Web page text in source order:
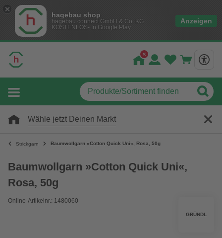
hagebau shop
hagebau connect GmbH & Co. KG
KOSTENLOS- In Google Play
Anzeigen
Wähle jetzt Deinen Markt
Strickgarn Baumwollgarn »Cotton Quick Uni«, Rosa, 50g
Baumwollgarn »Cotton Quick Uni«,
Rosa, 50g
Online-Artikelnr.: 1480060
GRÜNDL